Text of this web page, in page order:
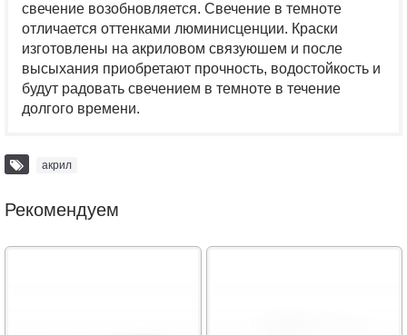
свечение возобновляется. Свечение в темноте
отличается оттенками люминисценции. Краски
изготовлены на акриловом связуюшем и после
высыхания приобретают прочность, водостойкость и
будут радовать свечением в темноте в течение
долгого времени.
акрил
Рекомендуем